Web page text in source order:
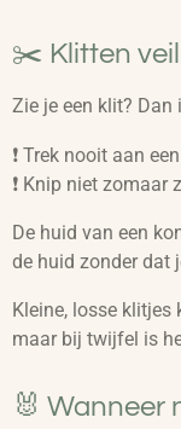
✂️ Klitten
Zie je een klit?
❗ Trek nooit aan
❗ Knip niet zomaar
De huid van een
de huid zonder dat
Kleine, losse
maar bij twijfel is
🐰 Wanneer